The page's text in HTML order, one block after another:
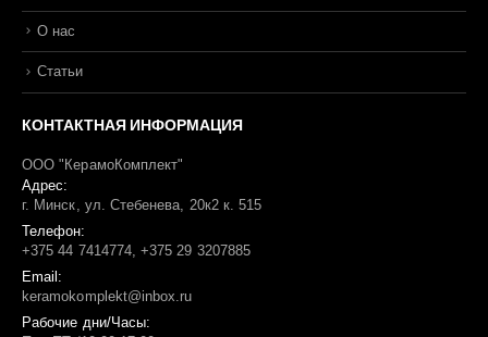
О нас
Статьи
КОНТАКТНАЯ ИНФОРМАЦИЯ
ООО "КерамоКомплект"
Адрес:
г. Минск, ул. Стебенева, 20к2 к. 515
Телефон:
+375 44 7414774, +375 29 3207885
Email:
keramokomplekt@inbox.ru
Рабочие дни/Часы: